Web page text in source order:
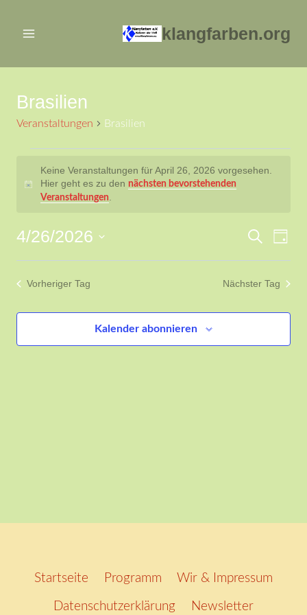
Inhalt
klangfarben.org
Brasilien
Veranstaltungen Brasilien
Veranstaltungen
für
26,
2026
Hinweis
Keine Veranstaltungen für April 26, 2026 vorgesehen.
Hier geht es zu den nächsten bevorstehenden
Veranstaltungen
Suche
Tag
4/26/2026
Datum
wählen.
Vorheriger Tag Nächster Tag
Kalender abonnieren
Startseite Programm Wir & Impressum
Datenschutzerklärung Newsletter